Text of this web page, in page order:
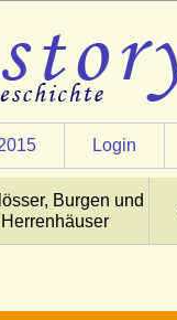
Login
Burgen und
Herrenhäuser